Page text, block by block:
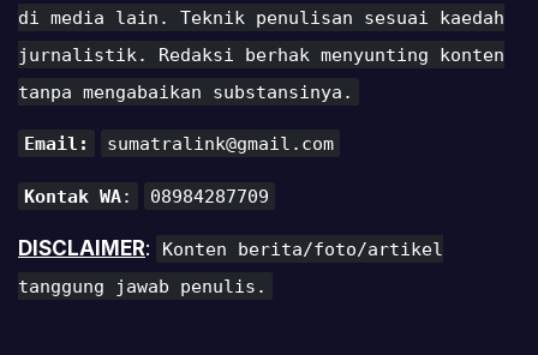
di media lain. Teknik penulisan sesuai kaedah
jurnalistik. Redaksi berhak menyunting konten
tanpa mengabaikan substansinya.
Email: sumatralink@gmail.com
Kontak WA: 08984287709
DISCLAIMER:
Konten berita/foto/artikel
tanggung jawab penulis.